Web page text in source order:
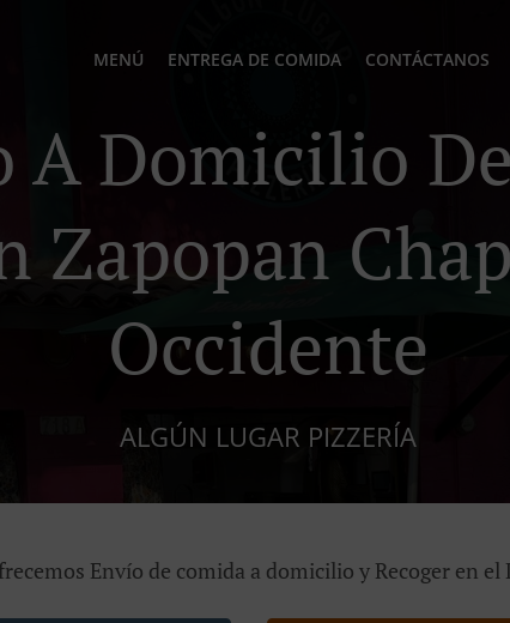
MENÚ ENTREGA DE COMIDA CONTÁCTANOS
A Domicilio
Zapopan
Occidente
ALGÚN LUGAR PIZZERÍA
Envío de comida a domicilio y Recoger en el